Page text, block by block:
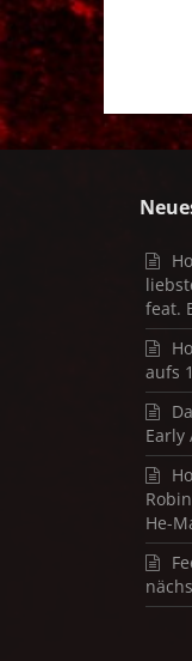
feat.
aufs
Early
He-